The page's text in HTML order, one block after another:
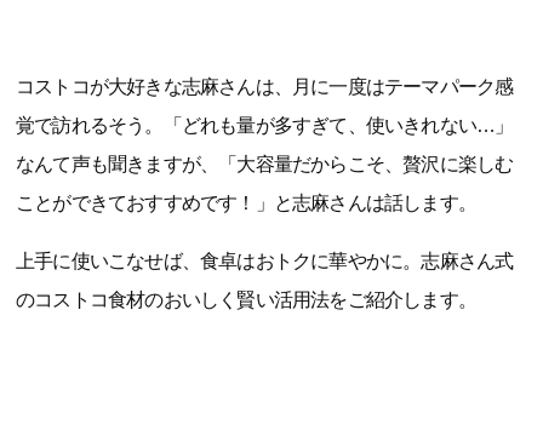
コストコが大好きな志麻さんは、月に一度はテーマパーク感
覚で訪れるそう。「どれも量が多すぎて、使いきれない…」
なんて声も聞きますが、「大容量だからこそ、贅沢に楽しむ
ことができておすすめです！」と志麻さんは話します。
上手に使いこなせば、食卓はおトクに華やかに。志麻さん式
のコストコ食材のおいしく賢い活用法をご紹介します。